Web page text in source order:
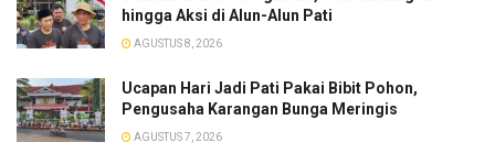
hingga Aksi di Alun-Alun Pati
AGUSTUS 8, 2026
​Ucapan Hari Jadi Pati Pakai Bibit Pohon,
Pengusaha Karangan Bunga Meringis
AGUSTUS 7, 2026